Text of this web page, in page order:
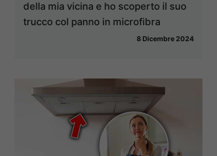
della mia vicina e ho scoperto il suo
trucco col panno in microfibra
8 Dicembre 2024